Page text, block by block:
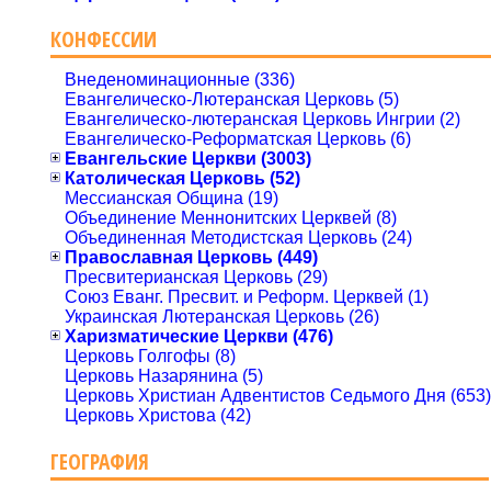
КОНФЕССИИ
Внеденоминационные (336)
Евангелическо-Лютеранская Церковь (5)
Евангелическо-лютеранская Церковь Ингрии (2)
Евангелическо-Реформатская Церковь (6)
Евангельские Церкви (3003)
Католическая Церковь (52)
Мессианская Община (19)
Объединение Меннонитских Церквей (8)
Объединенная Методистская Церковь (24)
Православная Церковь (449)
Пресвитерианская Церковь (29)
Союз Еванг. Пресвит. и Реформ. Церквей (1)
Украинская Лютеранская Церковь (26)
Харизматические Церкви (476)
Церковь Голгофы (8)
Церковь Назарянина (5)
Церковь Христиан Адвентистов Седьмого Дня (653)
Церковь Христова (42)
ГЕОГРАФИЯ